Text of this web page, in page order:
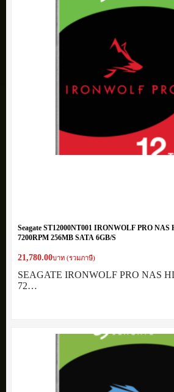
Seagate ST12000NT001 IRONWOLF PRO NAS
7200RPM 256MB SATA 6GB/S
21,780.00บาท (รวมภาษี)
SEAGATE IRONWOLF PRO NAS
72…